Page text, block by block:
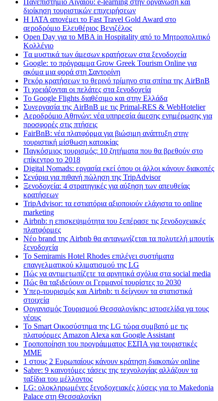
Πανεπιστήμιο Αιγαίου: e-learning στην οργάνωση και
διοίκηση τουριστικών επιχειρήσεων
Η IATA απονέμει το Fast Travel Gold Award στο
αεροδρόμιο Ελευθέριος Βενιζέλος
Open Day για το MBA in Hospitality από το Μητροπολιτικό
Κολλέγιο
Tα μυστικά των άμεσων κρατήσεων στα ξενοδοχεία
Google: το πρόγραμμα Grow Greek Tourism Online για
ακόμα μια φορά στη Σαντορίνη
Ρεκόρ κρατήσεων το θερινό τρίμηνο στα σπίτια της AirBnB
Τι χρειάζονται οι πελάτες στα ξενοδοχεία
Το Google Flights διαθέσιμο και στην Ελλάδα
Συνεργασία​ ​της​ ​AirBnB​ ​με​ ​τις​ ​Primal-RES​ ​&​ ​WebHotelier
Aεροδρόμιο Αθηνών: νέα υπηρεσία άμεσης ενημέρωσης για
προσφορές στις πτήσεις
FairBnB: νέα πλατφόρμα για βιώσιμη ανάπτυξη στην
τουριστική μίσθωση κατοικίας
Παγκόσμιος τουρισμός: 10 ζητήματα που θα βρεθούν στο
επίκεντρο το 2018
Digital Nomads: εργασία εκεί όπου οι άλλοι κάνουν διακοπές
Σενάρια για πιθανή πώληση της TripAdvisor
Ξενοδοχεία: 4 στρατηγικές για αύξηση των απευθείας
κρατήσεων
TripAdvisor: τα εστιατόρια αξιοποιούν ελάχιστα το online
marketing
Airbnb: η επισκεψιμότητα του ξεπέρασε τις ξενοδοχειακές
πλατφόρμες
Nέο brand της Airbnb θα ανταγωνίζεται τα πολυτελή μπουτίκ
ξενοδοχεία
Το Semiramis Hotel Rhodes επιλέγει συστήματα
επαγγελματικού κλιματισμού της LG
Πώς να αντιμετωπίζετε τα αρνητικά σχόλια στα social media
Πώς θα ταξιδεύουν οι Γερμανοί τουρίστες το 2030
Υπερ-τουρισμός και Airbnb: τι δείχνουν τα στατιστικά
στοιχεία
Οργανισμός Τουρισμού Θεσσαλονίκης: ιστοσελίδα γα τους
νέους
Το Smart Οικοσύστημα της LG τώρα συμβατό με τις
πλατφόρμες Amazon Alexa και Google Assistant
Τροποποίηση του προγράμματος ΕΣΠΑ για τουριστικές
ΜΜΕ
1 στους 2 Ευρωπαίους κάνουν κράτηση διακοπών online
Sabre: 9 καινοτόμες τάσεις της τεχνολογίας αλλάζουν τα
ταξίδια του μέλλοντος
LG: ολοκληρωμένες ξενοδοχειακές λύσεις για τo Makedonia
Palace στη Θεσσαλονίκη